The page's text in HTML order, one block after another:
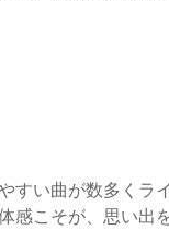
すい曲が数多くラ
こそが、思い出